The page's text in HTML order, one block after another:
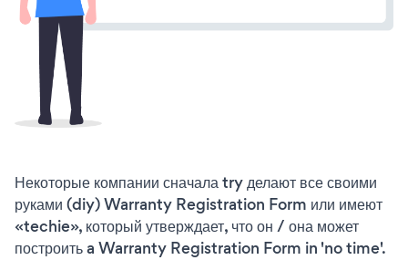
Некоторые компании сначала try делают все своими
руками (diy) Warranty Registration Form или имеют
«techie», который утверждает, что он / она может
построить a Warranty Registration Form in 'no time'.